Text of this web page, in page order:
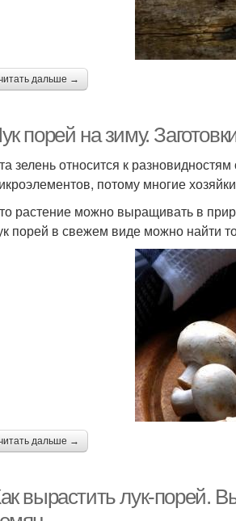
дальше →
порей на зиму.
зелень относится к
потому многие
растение можно выращивать в
порей в свежем виде можно найти
дальше →
вырастить лук-порей.